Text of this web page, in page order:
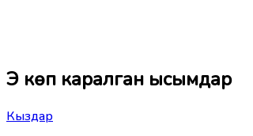
Эң көп каралган ысымдар
Кыздар